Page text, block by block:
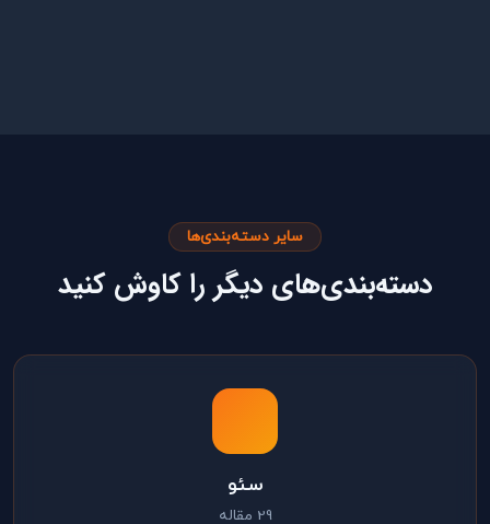
سایر دسته‌بندی‌ها
دسته‌بندی‌های دیگر را کاوش کنید
سئو
29 مقاله